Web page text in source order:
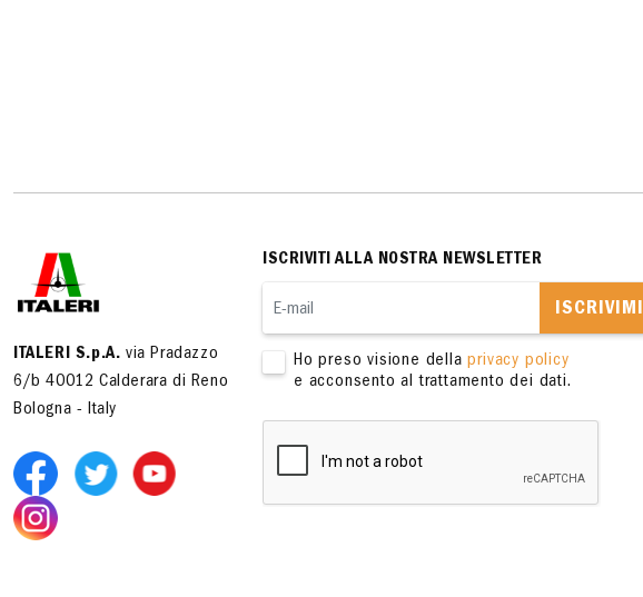
ITALERI S.p.A. via Pradazzo
6/b 40012 Calderara di Reno
Bologna - Italy
ISCRIVITI ALLA NOSTRA NEWSLETTER
ISCRIVIMI
Ho preso visione dellaprivacy policy
e acconsento al trattamento dei dati.